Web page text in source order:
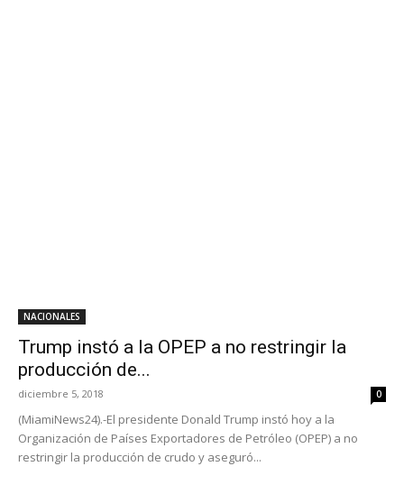
NACIONALES
Trump instó a la OPEP a no restringir la
producción de...
diciembre 5, 2018 0
(MiamiNews24).-El presidente Donald Trump instó hoy a la
Organización de Países Exportadores de Petróleo (OPEP) a no
restringir la producción de crudo y aseguró...